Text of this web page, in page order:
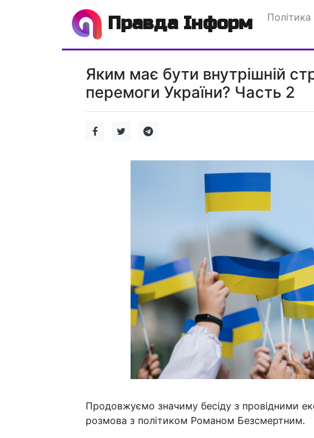
Правда Інформ Політика
Яким має бути внутрішній
перемоги України? Часть 2
Продовжуємо значиму бесіду з провідними
розмова з політиком Романом Безсмертним.